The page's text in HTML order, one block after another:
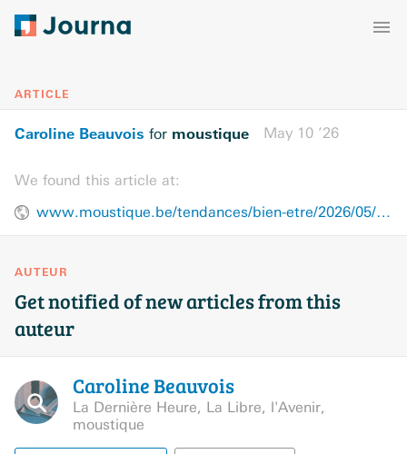
ARTICLE
Caroline Beauvois for moustique May 10 ’26
We found this article at:
www.moustique.be/tendances/bien-etre/2026/05/10/le-bazar-envahit-votre-maison-cette-specialiste-explique-comment-leviter-7RFWIDI64JELJDCI7W4ANHBUIY/
AUTEUR
Get notified of new articles from this
auteur
CarolineBeauvois
La Dernière Heure, La Libre, l'Avenir,
moustique